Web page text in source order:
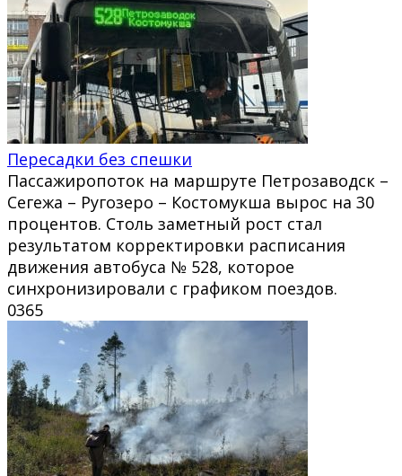
Пересадки без спешки
Пассажиропоток на маршруте Петрозаводск –
Сегежа – Ругозеро – Костомукша вырос на 30
процентов. Столь заметный рост стал
результатом корректировки расписания
движения автобуса № 528, которое
синхронизировали с графиком поездов.
0365